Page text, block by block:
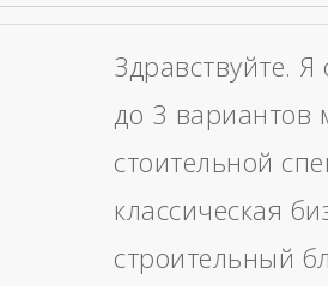
Здравствуйте.
до 3 вариантов
стоительной
классическая
строительный